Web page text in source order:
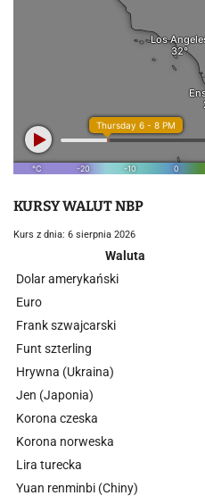
KURSY WALUT NBP
Kurs z dnia: 6 sierpnia 2026
Waluta
Dolar amerykański
Euro
Frank szwajcarski
Funt szterling
Hrywna (Ukraina)
Jen (Japonia)
Korona czeska
Korona norweska
Lira turecka
Yuan renminbi (Chiny)